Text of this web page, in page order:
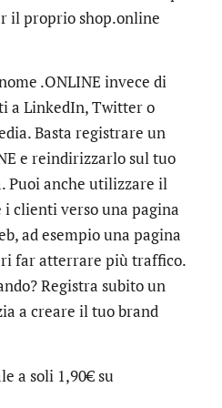
il proprio shop.online
.ONLINE invece di
a LinkedIn, Twitter o
Basta registrare un
e reindirizzarlo sul tuo
Puoi anche utilizzare il
clienti verso una pagina
ad esempio una pagina
far atterrare più traffico.
Registra subito un
a creare il tuo brand
a soli 1,90€ su